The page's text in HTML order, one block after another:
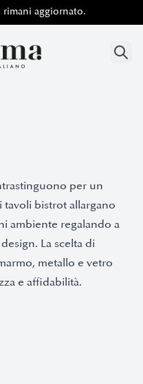
aggiornato.
per un
tavoli bistrot allargano
ambiente regalando a
La scelta di
metallo e vetro
e affidabilità.